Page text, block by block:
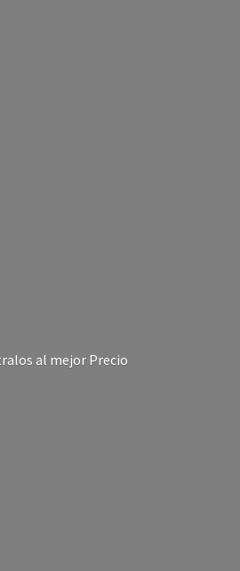
al mejor Precio